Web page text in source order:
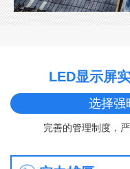
LED显示屏
选择强
完善的管理制度，